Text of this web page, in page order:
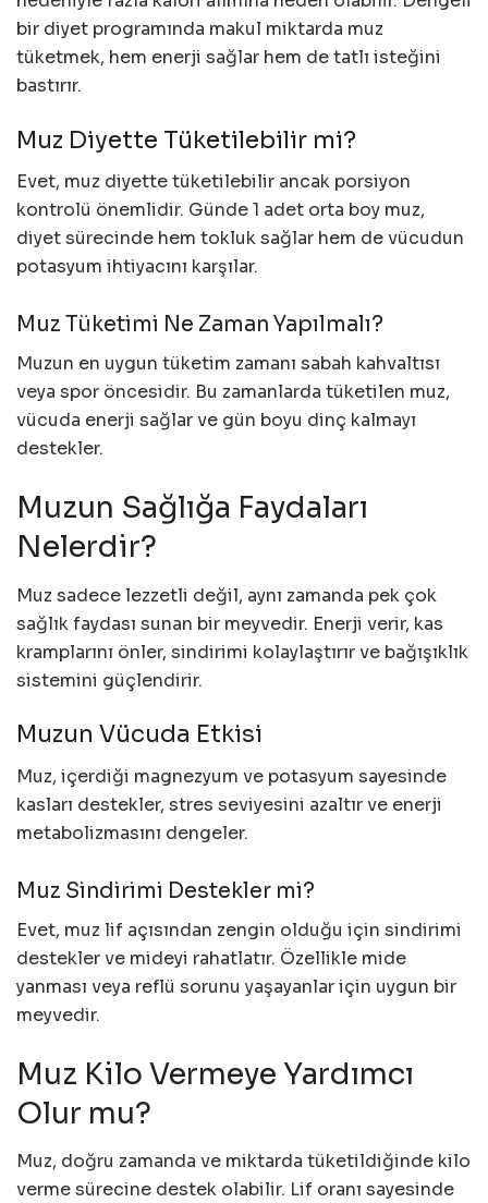
bir diyet programında makul miktarda muz
tüketmek, hem enerji sağlar hem de tatlı isteğini
bastırır.
Muz Diyette Tüketilebilir mi?
Evet, muz diyette tüketilebilir ancak porsiyon
kontrolü önemlidir. Günde 1 adet orta boy muz,
diyet sürecinde hem tokluk sağlar hem de vücudun
potasyum ihtiyacını karşılar.
Muz Tüketimi Ne Zaman Yapılmalı?
Muzun en uygun tüketim zamanı sabah kahvaltısı
veya spor öncesidir. Bu zamanlarda tüketilen muz,
vücuda enerji sağlar ve gün boyu dinç kalmayı
destekler.
Muzun Sağlığa Faydaları
Nelerdir?
Muz sadece lezzetli değil, aynı zamanda pek çok
sağlık faydası sunan bir meyvedir. Enerji verir, kas
kramplarını önler, sindirimi kolaylaştırır ve bağışıklık
sistemini güçlendirir.
Muzun Vücuda Etkisi
Muz, içerdiği magnezyum ve potasyum sayesinde
kasları destekler, stres seviyesini azaltır ve enerji
metabolizmasını dengeler.
Muz Sindirimi Destekler mi?
Evet, muz lif açısından zengin olduğu için sindirimi
destekler ve mideyi rahatlatır. Özellikle mide
yanması veya reflü sorunu yaşayanlar için uygun bir
meyvedir.
Muz Kilo Vermeye Yardımcı
Olur mu?
Muz, doğru zamanda ve miktarda tüketildiğinde kilo
verme sürecine destek olabilir. Lif oranı sayesinde